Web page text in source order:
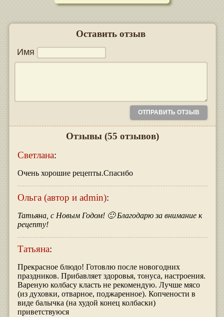
Оставить отзыв
Имя
Отзывы (55 отзывов)
Светлана:
Очень хорошие рецепты.Спасибо
Ольга (автор и admin):
Татьяна, с Новым Годом! 🙂 Благодарю за внимание к
рецепту!
Татьяна:
Прекрасное блюдо! Готовлю после новогодних
праздников. Прибавляет здоровья, тонуса, настроения.
Вареную колбасу класть не рекомендую. Лучше мясо
(из духовки, отварное, поджаренное). Копчености в
виде балычка (на худой конец колбаски)
приветствуюся